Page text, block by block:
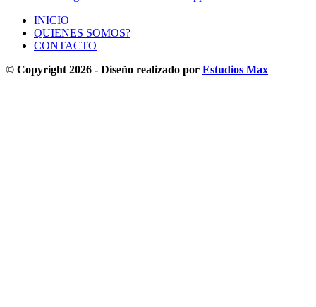
INICIO
QUIENES SOMOS?
CONTACTO
© Copyright 2026 - Diseño realizado por Estudios Max